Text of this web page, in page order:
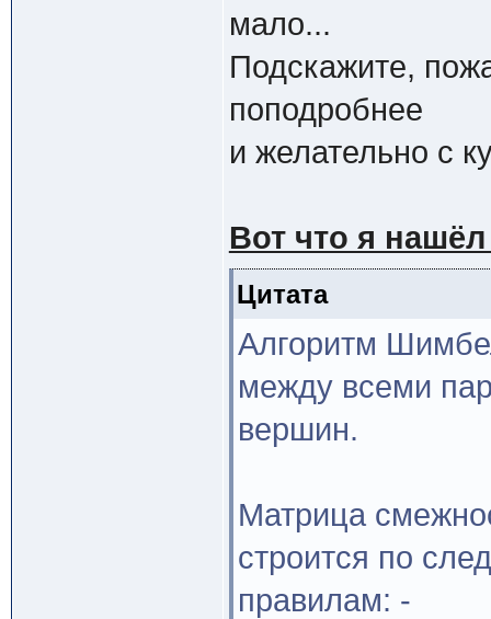
мало...
Подскажите,
поподробнее
и желательно с
Вот что я
Цитата
Алгоритм
между всеми
вершин.
Матрица
строится по
правилам: -